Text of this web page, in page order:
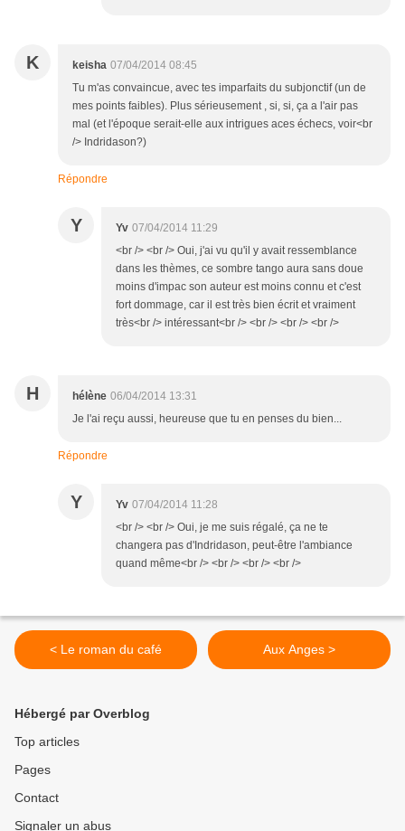
K keisha 07/04/2014 08:45
Tu m'as convaincue, avec tes imparfaits du subjonctif (un de
mes points faibles). Plus sérieusement , si, si, ça a l'air pas
mal (et l'époque serait-elle aux intrigues aces échecs, voir<br
/> Indridason?)
Répondre
Y Yv 07/04/2014 11:29
<br /> <br /> Oui, j'ai vu qu'il y avait ressemblance
dans les thèmes, ce sombre tango aura sans doue
moins d'impac son auteur est moins connu et c'est
fort dommage, car il est très bien écrit et vraiment
très<br /> intéressant<br /> <br /> <br /> <br />
H hélène 06/04/2014 13:31
Je l'ai reçu aussi, heureuse que tu en penses du bien...
Répondre
Y Yv 07/04/2014 11:28
<br /> <br /> Oui, je me suis régalé, ça ne te
changera pas d'Indridason, peut-être l'ambiance
quand même<br /> <br /> <br /> <br />
< Le roman du café Aux Anges >
Hébergé par Overblog
Top articles
Pages
Contact
Signaler un abus